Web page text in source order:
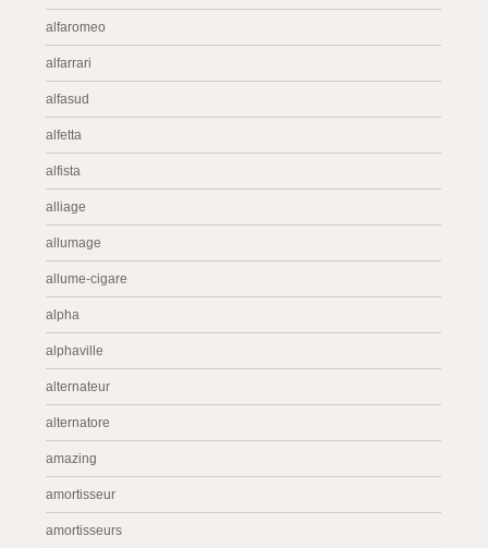
alfaromeo
alfarrari
alfasud
alfetta
alfista
alliage
allumage
allume-cigare
alpha
alphaville
alternateur
alternatore
amazing
amortisseur
amortisseurs